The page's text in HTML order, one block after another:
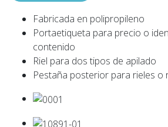
Fabricada en polipropileno
Portaetiqueta para precio o
contenido
Riel para dos tipos de apilado
Pestaña posterior para rieles o